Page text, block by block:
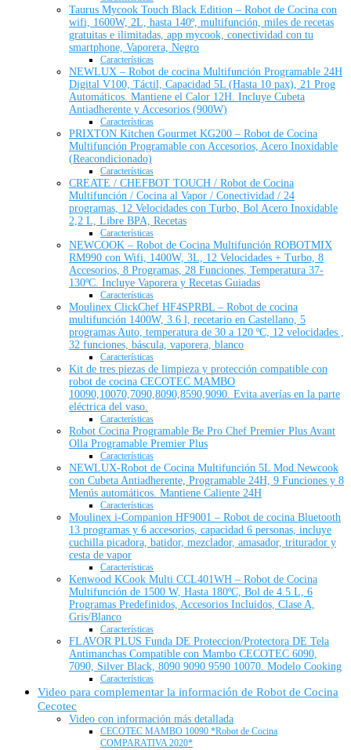
Taurus Mycook Touch Black Edition – Robot de Cocina con
wifi, 1600W, 2L, hasta 140º, multifunción, miles de recetas
gratuitas e ilimitadas, app mycook, conectividad con tu
smartphone, Vaporera, Negro
Características
NEWLUX – Robot de cocina Multifunción Programable 24H
Digital V100, Táctil, Capacidad 5L (Hasta 10 pax), 21 Prog
Automáticos. Mantiene el Calor 12H. Incluye Cubeta
Antiadherente y Accesorios (900W)
Características
PRIXTON Kitchen Gourmet KG200 – Robot de Cocina
Multifunción Programable con Accesorios, Acero Inoxidable
(Reacondicionado)
Características
CREATE / CHEFBOT TOUCH / Robot de Cocina
Multifunción / Cocina al Vapor / Conectividad / 24
programas, 12 Velocidades con Turbo, Bol Acero Inoxidable
2,2 L, Libre BPA, Recetas
Características
NEWCOOK – Robot de Cocina Multifunción ROBOTMIX
RM990 con Wifi, 1400W, 3L, 12 Velocidades + Turbo, 8
Accesorios, 8 Programas, 28 Funciones, Temperatura 37-
130ºC. Incluye Vaporera y Recetas Guiadas
Características
Moulinex ClickChef HF4SPRBL – Robot de cocina
multifunción 1400W, 3.6 l, recetario en Castellano, 5
programas Auto, temperatura de 30 a 120 ºC, 12 velocidades ,
32 funciones, báscula, vaporera, blanco
Características
Kit de tres piezas de limpieza y protección compatible con
robot de cocina CECOTEC MAMBO
10090,10070,7090,8090,8590,9090. Evita averías en la parte
eléctrica del vaso.
Características
Robot Cocina Programable Be Pro Chef Premier Plus Avant
Olla Programable Premier Plus
Características
NEWLUX-Robot de Cocina Multifunción 5L Mod.Newcook
con Cubeta Antiadherente, Programable 24H, 9 Funciones y 8
Menús automáticos. Mantiene Caliente 24H
Características
Moulinex i-Companion HF9001 – Robot de cocina Bluetooth
13 programas y 6 accesorios, capacidad 6 personas, incluye
cuchilla picadora, batidor, mezclador, amasador, triturador y
cesta de vapor
Características
Kenwood KCook Multi CCL401WH – Robot de Cocina
Multifunción de 1500 W, Hasta 180ºC, Bol de 4.5 L, 6
Programas Predefinidos, Accesorios Incluidos, Clase A,
Gris/Blanco
Características
FLAVOR PLUS Funda DE Proteccion/Protectora DE Tela
Antimanchas Compatible con Mambo CECOTEC 6090,
7090, Silver Black, 8090 9090 9590 10070. Modelo Cooking
Características
Video para complementar la información de Robot de Cocina
Cecotec
Video con información más detallada
CECOTEC MAMBO 10090 *Robot de Cocina
COMPARATIVA 2020*